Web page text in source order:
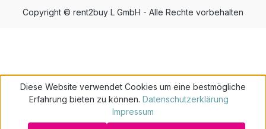
Copyright © rent2buy L GmbH - Alle Rechte vorbehalten
Diese Website verwendet Cookies um eine bestmögliche
Erfahrung bieten zu können. Datenschutzerklärung
Impressum